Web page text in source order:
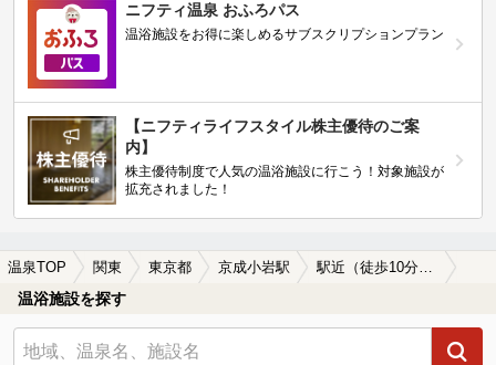
ニフティ温泉 おふろパス
温浴施設をお得に楽しめるサブスクリプションプラン
【ニフティライフスタイル株主優待のご案
内】
株主優待制度で人気の温浴施設に行こう！対象施設が
拡充されました！
温泉TOP 関東 東京都 京成小岩駅 駅近（徒歩10分以内）の京成小岩駅近くの温泉、日帰り温泉、スーパー銭湯おすすめ
温浴施設を探す